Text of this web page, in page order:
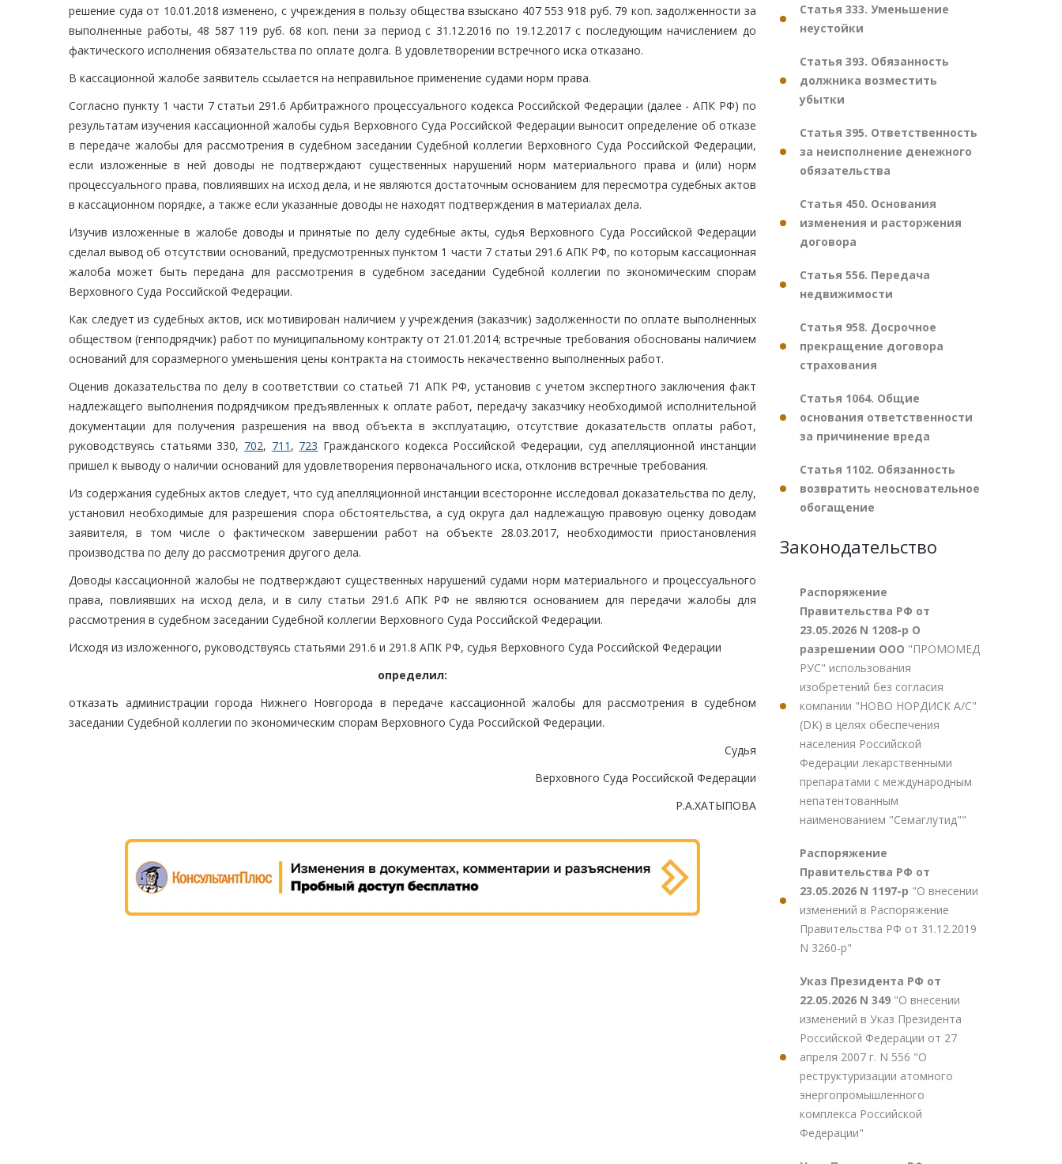
решение суда от 10.01.2018 изменено, с учреждения в пользу общества взыскано 407 553 918 руб. 79 коп. задолженности за
выполненные работы, 48 587 119 руб. 68 коп. пени за период с 31.12.2016 по 19.12.2017 с последующим начислением до
фактического исполнения обязательства по оплате долга. В удовлетворении встречного иска отказано.
В кассационной жалобе заявитель ссылается на неправильное применение судами норм права.
Согласно пункту 1 части 7 статьи 291.6 Арбитражного процессуального кодекса Российской Федерации (далее - АПК РФ) по
результатам изучения кассационной жалобы судья Верховного Суда Российской Федерации выносит определение об отказе
в передаче жалобы для рассмотрения в судебном заседании Судебной коллегии Верховного Суда Российской Федерации,
если изложенные в ней доводы не подтверждают существенных нарушений норм материального права и (или) норм
процессуального права, повлиявших на исход дела, и не являются достаточным основанием для пересмотра судебных актов
в кассационном порядке, а также если указанные доводы не находят подтверждения в материалах дела.
Изучив изложенные в жалобе доводы и принятые по делу судебные акты, судья Верховного Суда Российской Федерации
сделал вывод об отсутствии оснований, предусмотренных пунктом 1 части 7 статьи 291.6 АПК РФ, по которым кассационная
жалоба может быть передана для рассмотрения в судебном заседании Судебной коллегии по экономическим спорам
Верховного Суда Российской Федерации.
Как следует из судебных актов, иск мотивирован наличием у учреждения (заказчик) задолженности по оплате выполненных
обществом (генподрядчик) работ по муниципальному контракту от 21.01.2014; встречные требования обоснованы наличием
оснований для соразмерного уменьшения цены контракта на стоимость некачественно выполненных работ.
Оценив доказательства по делу в соответствии со статьей 71 АПК РФ, установив с учетом экспертного заключения факт
надлежащего выполнения подрядчиком предъявленных к оплате работ, передачу заказчику необходимой исполнительной
документации для получения разрешения на ввод объекта в эксплуатацию, отсутствие доказательств оплаты работ,
руководствуясь статьями 330, 702, 711 , 723 Гражданского кодекса Российской Федерации, суд апелляционной инстанции
пришел к выводу о наличии оснований для удовлетворения первоначального иска, отклонив встречные требования.
Из содержания судебных актов следует, что суд апелляционной инстанции всесторонне исследовал доказательства по делу,
установил необходимые для разрешения спора обстоятельства, а суд округа дал надлежащую правовую оценку доводам
заявителя, в том числе о фактическом завершении работ на объекте 28.03.2017, необходимости приостановления
производства по делу до рассмотрения другого дела.
Доводы кассационной жалобы не подтверждают существенных нарушений судами норм материального и процессуального
права, повлиявших на исход дела, и в силу статьи 291.6 АПК РФ не являются основанием для передачи жалобы для
рассмотрения в судебном заседании Судебной коллегии Верховного Суда Российской Федерации.
Исходя из изложенного, руководствуясь статьями 291.6 и 291.8 АПК РФ, судья Верховного Суда Российской Федерации
определил:
отказать администрации города Нижнего Новгорода в передаче кассационной жалобы для рассмотрения в судебном
заседании Судебной коллегии по экономическим спорам Верховного Суда Российской Федерации.
Судья
Верховного Суда Российской Федерации
Р.А.ХАТЫПОВА
Статья 333. Уменьшение
неустойки
Статья 393. Обязанность
должника возместить
убытки
Статья 395. Ответственность
за неисполнение денежного
обязательства
Статья 450. Основания
изменения и расторжения
договора
Статья 556. Передача
недвижимости
Статья 958. Досрочное
прекращение договора
страхования
Статья 1064. Общие
основания ответственности
за причинение вреда
Статья 1102. Обязанность
возвратить неосновательное
обогащение
Законодательство
Распоряжение
Правительства РФ от
23.05.2026 N 1208-р О
разрешении ООО "ПРОМОМЕД
РУС" использования
изобретений без согласия
компании "НОВО НОРДИСК А/С"
(DK) в целях обеспечения
населения Российской
Федерации лекарственными
препаратами с международным
непатентованным
наименованием "Семаглутид""
Распоряжение
Правительства РФ от
23.05.2026 N 1197-р "О внесении
изменений в Распоряжение
Правительства РФ от 31.12.2019
N 3260-р"
Указ Президента РФ от
22.05.2026 N 349 "О внесении
изменений в Указ Президента
Российской Федерации от 27
апреля 2007 г. N 556 "О
реструктуризации атомного
энергопромышленного
комплекса Российской
Федерации"